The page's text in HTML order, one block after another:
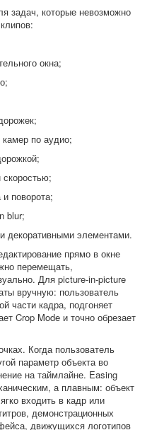
задач, которые невозможно
окна;
по аудио;
поворота;
blur;
декоративными элементами.
прямо в окне
перемещать,
Для picture-in-picture
вручную: пользователь
части кадра, подгоняет
Crop Mode и точно обрезает
Когда пользователь
параметр объекта во
на таймлайне. Easing
а плавным: объект
входить в кадр или
демонстрационных
движущихся логотипов